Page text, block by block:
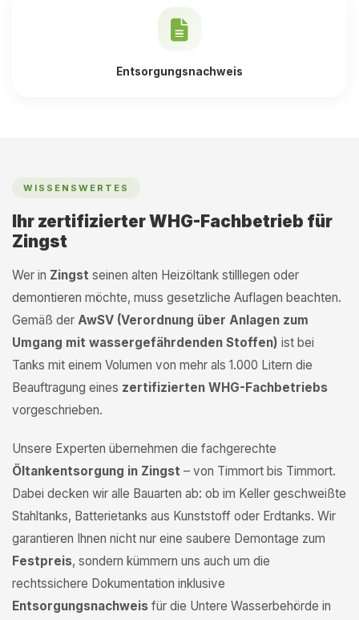
Entsorgungsnachweis
WISSENSWERTES
Ihr zertifizierter WHG-Fachbetrieb für
Zingst
Wer in Zingst seinen alten Heizöltank stilllegen oder
demontieren möchte, muss gesetzliche Auflagen beachten.
Gemäß der AwSV (Verordnung über Anlagen zum
Umgang mit wassergefährdenden Stoffen) ist bei
Tanks mit einem Volumen von mehr als 1.000 Litern die
Beauftragung eines zertifizierten WHG-Fachbetriebs
vorgeschrieben.
Unsere Experten übernehmen die fachgerechte
Öltankentsorgung in Zingst – von Timmort bis Timmort.
Dabei decken wir alle Bauarten ab: ob im Keller geschweißte
Stahltanks, Batterietanks aus Kunststoff oder Erdtanks. Wir
garantieren Ihnen nicht nur eine saubere Demontage zum
Festpreis, sondern kümmern uns auch um die
rechtssichere Dokumentation inklusive
Entsorgungsnachweis für die Untere Wasserbehörde in